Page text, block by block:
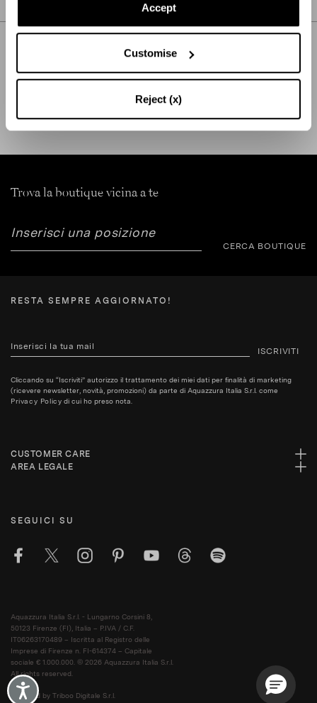
Accept
Customise
Reject (x)
Accessibility
Trova la boutique vicina a te
CERCA BOUTIQUE
RESTA SEMPRE AGGIORNATO!
ISCRIVITI
Cliccando su “Iscriviti” autorizzo il trattamento dei miei dati per finalità di marketing
(ricevere newsletter, novità, promozioni) da parte di Aquazzura Italia S.r.l. come
Privacy Policy di cui ho preso nota.
CUSTOMER CARE
AREA LEGALE
SEGUICI SU
Aquazzura Italia S.r.l. - Lungarno Corsini 8,
50123 Firenze (FI), Italia – P.IVA / C.F.
IT06263170489 – Iscritta al Registro delle
Imprese di Firenze n. FI-614374 – Capitale
sociale € 1.000.000. © 2026 Aquazzura Italia S.r.l.
All rights reserved.
Powered by Triboo Digitale S.r.l.